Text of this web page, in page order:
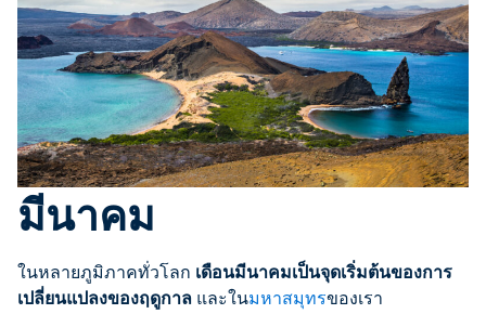
มีนาคม
ในหลายภูมิภาคทั่วโลก เดือนมีนาคมเป็นจุดเริ่มต้นของการ
เปลี่ยนแปลงของฤดูกาล และในมหาสมุทรของเรา